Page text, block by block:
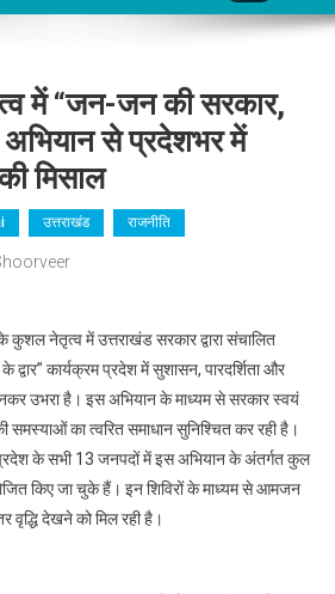
में “जन-जन की सरकार,
से प्रदेशभर में
मिसाल
उत्तराखंड राजनीति
कुशल नेतृत्व में उत्तराखंड सरकार द्वारा संचालित
कार्यक्रम प्रदेश में सुशासन, पारदर्शिता और
उभरा है। इस अभियान के माध्यम से सरकार स्वयं
का त्वरित समाधान सुनिश्चित कर रही है।
के सभी 13 जनपदों में इस अभियान के अंतर्गत कुल
किए जा चुके हैं। इन शिविरों के माध्यम से आमजन
वृद्धि देखने को मिल रही है।